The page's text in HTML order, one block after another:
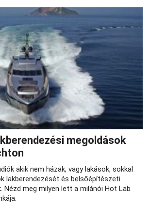
megoldások
akik nem házak, vagy lakások, sokkal
lakberendezését és belsőépítészeti
Nézd meg milyen lett a milánói Hot Lab